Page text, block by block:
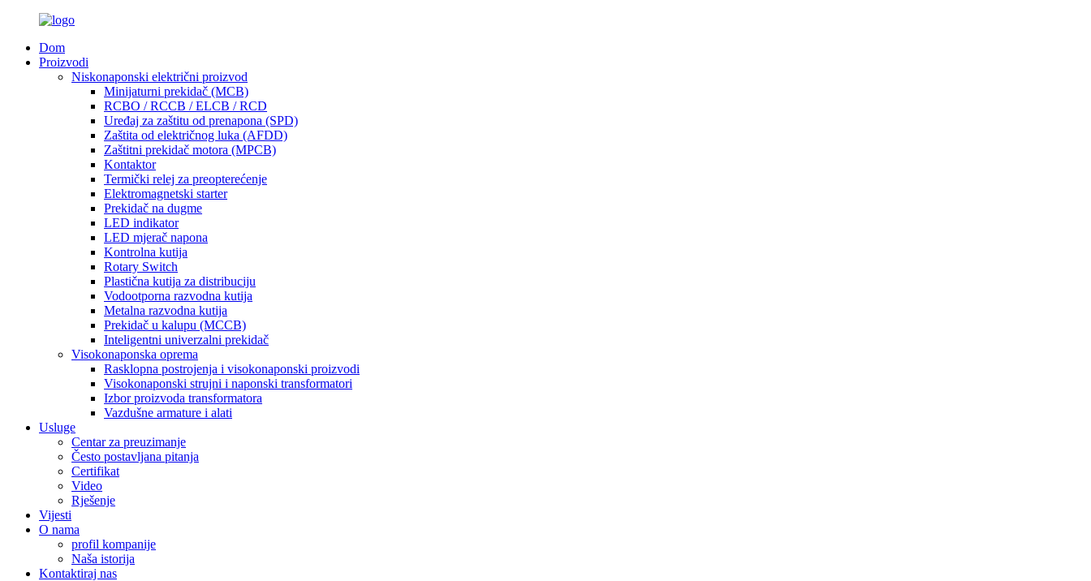
Dom
Proizvodi
Niskonaponski električni proizvod
Minijaturni prekidač (MCB)
RCBO / RCCB / ELCB / RCD
Uređaj za zaštitu od prenapona (SPD)
Zaštita od električnog luka (AFDD)
Zaštitni prekidač motora (MPCB)
Kontaktor
Termički relej za preopterećenje
Elektromagnetski starter
Prekidač na dugme
LED indikator
LED mjerač napona
Kontrolna kutija
Rotary Switch
Plastična kutija za distribuciju
Vodootporna razvodna kutija
Metalna razvodna kutija
Prekidač u kalupu (MCCB)
Inteligentni univerzalni prekidač
Visokonaponska oprema
Rasklopna postrojenja i visokonaponski proizvodi
Visokonaponski strujni i naponski transformatori
Izbor proizvoda transformatora
Vazdušne armature i alati
Usluge
Centar za preuzimanje
Često postavljana pitanja
Certifikat
Video
Rješenje
Vijesti
O nama
profil kompanije
Naša istorija
Kontaktiraj nas